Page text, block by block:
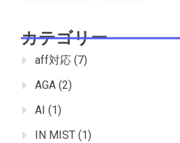
カテゴリー
aff対応 (7)
AGA (2)
AI (1)
IN MIST (1)